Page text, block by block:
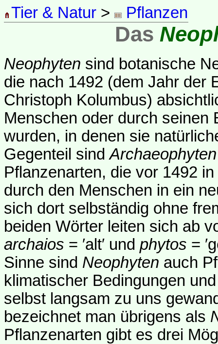
Tier & Natur > Pflanzen
Das
Neophyten sind botanische
die nach 1492 (dem Jahr der
Christoph Kolumbus)
Menschen oder durch seinen
wurden, in denen sie
Gegenteil sindArchaeophyten
Pflanzenarten, die vor 1492
durch den Menschen in ein
sich dort selbständig ohne
beiden Wörter leiten sich ab
archaios = ′alt′ und phytos =
Sinne sind Neophyten auch
klimatischer Bedingungen
selbst langsam zu uns
bezeichnet man übrigens als
Pflanzenarten gibt es drei